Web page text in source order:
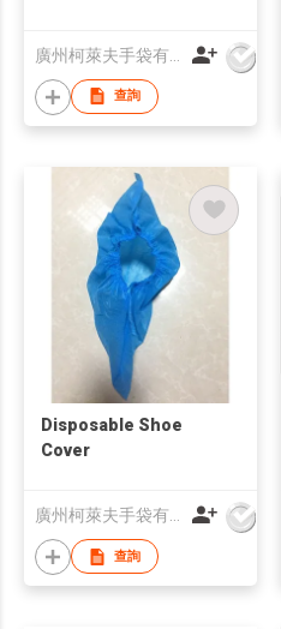
查詢
Disposable Shoe
Cover
廣州柯萊夫手袋有限公司
查詢